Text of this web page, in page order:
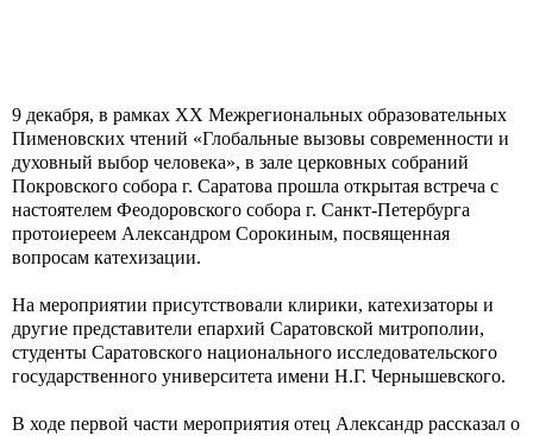
9 декабря, в рамках XX Межрегиональных образовательных
Пименовских чтений «Глобальные вызовы современности и
духовный выбор человека», в зале церковных собраний
Покровского собора г. Саратова прошла открытая встреча с
настоятелем Феодоровского собора г. Санкт-Петербурга
протоиереем Александром Сорокиным, посвященная
вопросам катехизации.
На мероприятии присутствовали клирики, катехизаторы и
другие представители епархий Саратовской митрополии,
студенты Саратовского национального исследовательского
государственного университета имени Н.Г. Чернышевского.
В ходе первой части мероприятия отец Александр рассказал о